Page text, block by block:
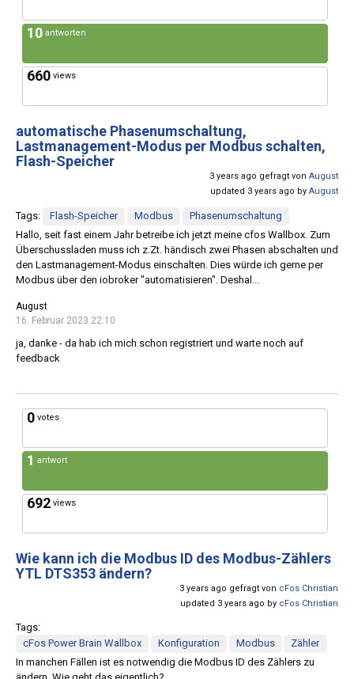
10 antworten
660 views
automatische Phasenumschaltung,
Lastmanagement-Modus per Modbus schalten,
Flash-Speicher
3 years ago gefragt von August
updated 3 years ago by August
Tags: Flash-Speicher Modbus
Phasenumschaltung
Hallo, seit fast einem Jahr betreibe ich jetzt meine cfos Wallbox. Zum
Überschussladen muss ich z.Zt. händisch zwei Phasen abschalten und
den Lastmanagement-Modus einschalten. Dies würde ich gerne per
Modbus über den iobroker "automatisieren". Deshal...
August
16. Februar 2023 22:10
ja, danke - da hab ich mich schon registriert und warte noch auf
feedback
0 votes
1 antwort
692 views
Wie kann ich die Modbus ID des Modbus-Zählers
YTL DTS353 ändern?
3 years ago gefragt von cFos Christian
updated 3 years ago by cFos Christian
Tags:
cFos Power Brain Wallbox
Konfiguration Modbus
Zähler
In manchen Fällen ist es notwendig die Modbus ID des Zählers zu